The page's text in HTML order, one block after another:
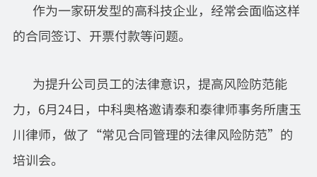
作为一家研发型的高科技企业，经常会面临这样
的合同签订、开票付款等问题。
为提升公司员工的法律意识，提高风险防范能
力，6月24日，中科奥格邀请泰和泰律师事务所唐玉
川律师，做了“常见合同管理的法律风险防范”的
培训会。